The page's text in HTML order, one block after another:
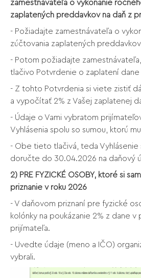
zamestnávateľa o vykonanie
zaplatených preddavkov na daň z
- Požiadajte zamestnávateľa o
zúčtovania zaplatených preddavkov
- Potom požiadajte zamestnávateľa,
tlačivo Potvrdenie o zaplatení dane
- Z tohto Potvrdenia si viete zistiť
a vypočítať 2% z Vašej zaplatenej
- Údaje o Vami vybratom
Vyhlásenia spolu so sumou, ktorú
- Obe tieto tlačivá, teda Vyhlásenie
doručte do 30.04.2026 na daňový
2) PRE FYZICKÉ OSOBY, ktoré si
priznanie v roku 2026
- V daňovom priznaní pre fyzické
kolónky na poukázanie 2% z dane v
prijímateľa.
- Uvedte údaje (meno a IČO)
vybrali.